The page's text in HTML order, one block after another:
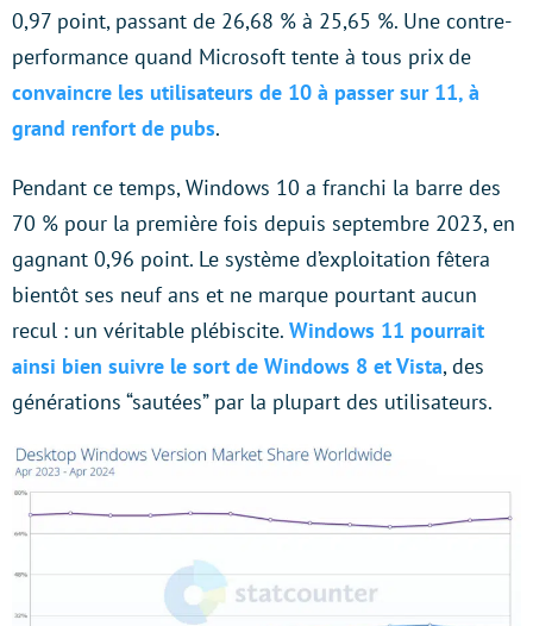
0,97 point, passant de 26,68 % à 25,65 %. Une contre-
performance quand Microsoft tente à tous prix de
convaincre les utilisateurs de 10 à passer sur 11, à
grand renfort de pubs.
Pendant ce temps, Windows 10 a franchi la barre des
70 % pour la première fois depuis septembre 2023, en
gagnant 0,96 point. Le système d’exploitation fêtera
bientôt ses neuf ans et ne marque pourtant aucun
recul : un véritable plébiscite. Windows 11 pourrait
ainsi bien suivre le sort de Windows 8 et Vista, des
générations “sautées” par la plupart des utilisateurs.